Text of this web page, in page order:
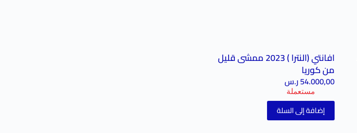
افانتي (النترا ) 2023 ممشى قليل
من كوريا
54.000,00ر.س
مستعملة
إضافة إلى السلة